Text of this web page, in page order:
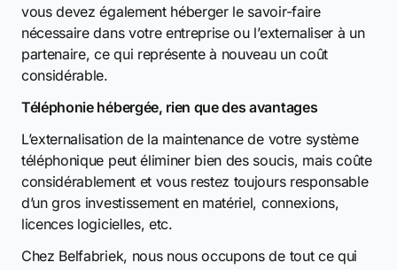
vous devez également héberger le savoir-faire
nécessaire dans votre entreprise ou l’externaliser à un
partenaire, ce qui représente à nouveau un coût
considérable.
Téléphonie hébergée, rien que des avantages
L’externalisation de la maintenance de votre système
téléphonique peut éliminer bien des soucis, mais coûte
considérablement et vous restez toujours responsable
d’un gros investissement en matériel, connexions,
licences logicielles, etc.
Chez Belfabriek, nous nous occupons de tout ce qui